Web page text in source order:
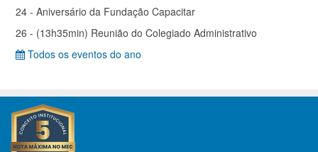
24 - Aniversário da Fundação Capacitar
26 - (13h35min) Reunião do Colegiado Administrativo
Todos os eventos do ano